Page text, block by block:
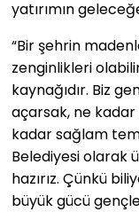
yatırımın
“Bir şehrin
zenginlikleri
kaynağıdır. Biz
açarsak, ne
kadar sağlam
Belediyesi olarak
hazırız. Çünkü
büyük gücü